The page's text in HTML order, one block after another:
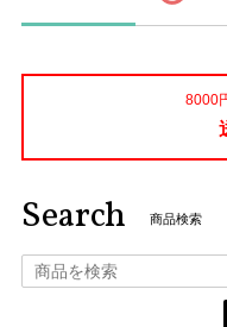
8000
Search 商品検索